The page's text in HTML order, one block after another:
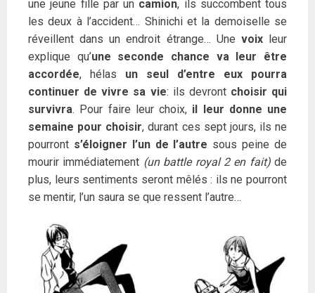
une jeune fille par un camion, ils succombent tous
les deux à l’accident… Shinichi et la demoiselle se
réveillent dans un endroit étrange… Une voix
leur
explique qu’une seconde chance va leur être
accordée, hélas un seul d’entre eux pourra
continuer de vivre sa vie: ils devront choisir qui
survivra. Pour faire leur choix, il leur donne une
semaine pour choisir, durant ces sept jours, ils ne
pourront s’éloigner l’un de l’autre sous peine de
mourir immédiatement (un battle royal 2 en fait) de
plus, leurs sentiments seront mêlés : ils ne pourront
se mentir, l’un saura se que ressent l’autre…